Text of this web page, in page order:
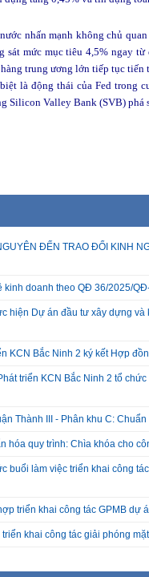
nhấn mạnh không chủ
sát mức mục tiêu 4,5% ngay
trung ương lớn tiếp tục
là động thái của Fed trong
Silicon Valley Bank (SVB) phá
ĐẾN TRAO ĐỔI KINH
kinh doanh theo QĐ 36/2025/
hiện Dự án đầu tư xây dựng
KCN Bắc Ninh 2 ký kết Hợp
triển KCN Bắc Ninh 2 tổ
Thành III - Phân khu C:
hóa quy trình: Chìa khóa cho
buổi làm việc triển khai công
triển khai công tác GPMB dự
khai công tác giải phóng